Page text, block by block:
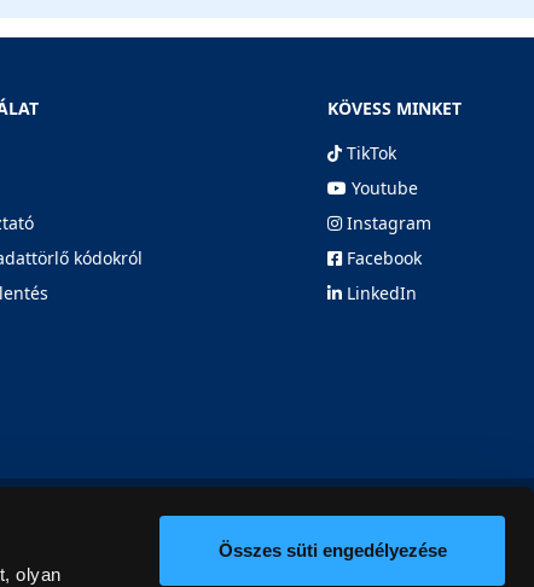
olyan
Összes süti engedélyezése
kódokról
KÖVESS MINKET
TikTok
Youtube
Instagram
Facebook
LinkedIn